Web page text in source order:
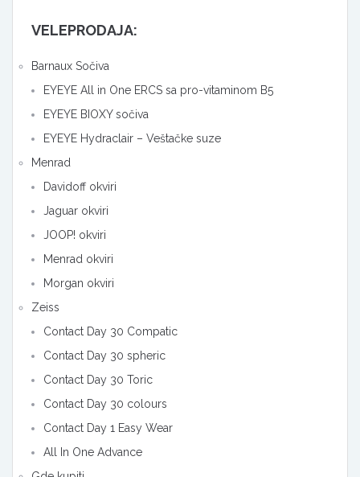
VELEPRODAJA:
Barnaux Sočiva
EYEYE All in One ERCS sa pro-vitaminom B5
EYEYE BIOXY sočiva
EYEYE Hydraclair – Veštačke suze
Menrad
Davidoff okviri
Jaguar okviri
JOOP! okviri
Menrad okviri
Morgan okviri
Zeiss
Contact Day 30 Compatic
Contact Day 30 spheric
Contact Day 30 Toric
Contact Day 30 colours
Contact Day 1 Easy Wear
All In One Advance